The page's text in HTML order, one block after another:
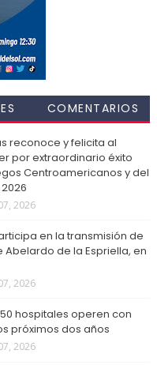
COMENTARIOS
reconoce y felicita al
por extraordinario éxito
Centroamericanos y del
2026
en la transmisión de
de la Espriella, en
2026
hospitales operen con
próximos dos años
2026